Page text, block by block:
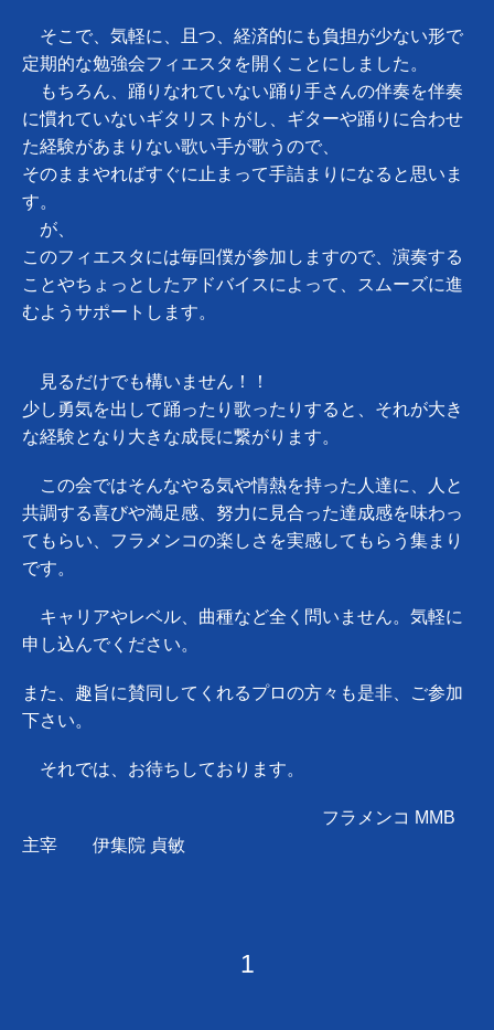
そこで、気軽に、且つ、経済的にも負担が少ない形で
定期的な勉強会フィエスタを開くことにしました。
もちろん、踊りなれていない踊り手さんの伴奏を伴奏
に慣れていないギタリストがし、ギターや踊りに合わせ
た経験があまりない歌い手が歌うので、
そのままやればすぐに止まって手詰まりになると思いま
す。
が、
このフィエスタには毎回僕が参加しますので、演奏する
ことやちょっとしたアドバイスによって、スムーズに進
むようサポートします。
見るだけでも構いません！！
少し勇気を出して踊ったり歌ったりすると、それが大き
な経験となり大きな成長に繋がります。
この会ではそんなやる気や情熱を持った人達に、人と
共調する喜びや満足感、努力に見合った達成感を味わっ
てもらい、フラメンコの楽しさを実感してもらう集まり
です。
キャリアやレベル、曲種など全く問いません。気軽に
申し込んでください。
また、趣旨に賛同してくれるプロの方々も是非、ご参加
下さい。
それでは、お待ちしております。
フラメンコ MMB
主宰 伊集院 貞敏
1